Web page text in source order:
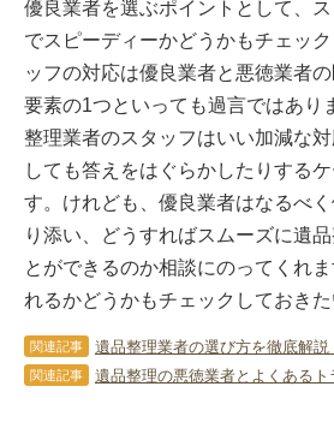
優良業者を選ぶポイントとして、
でスピーディーかどうかもチェッ
ッフの対応は優良業者と悪徳業者
要素の1つといっても過言ではあり
整理業者のスタッフはいい加減な
しても答えをはぐらかしたりする
す。けれども、優良業者はなるべ
り添い、どうすればスムーズに遺
とができるのか相談にのってくれ
れるかどうかもチェックしておきた
関連記事
関連記事